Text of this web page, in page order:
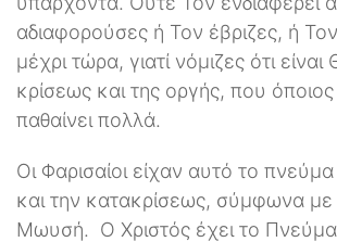
αδιαφορούσες ή Τον έβριζες, ή
μέχρι τώρα, γιατί νόμιζες ότι
κρίσεως και της οργής, που όποιος
παθαίνει πολλά.
Οι Φαρισαίοι είχαν αυτό το
και την κατακρίσεως, σύμφωνα
Μωυσή. Ο Χριστός έχει το Πνεύμα